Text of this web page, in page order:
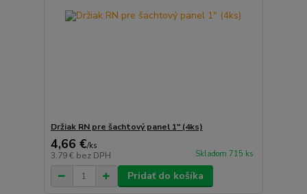
Držiak RN pre šachtový panel 1" (4ks)
4,66 €/ks
3,79 € bez DPH Skladom 715 ks
Pridať do košíka